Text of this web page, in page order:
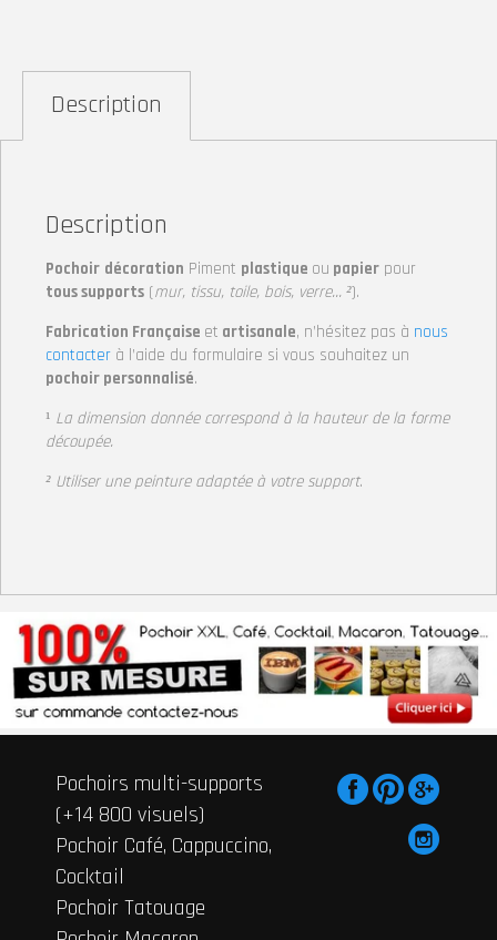
Description
Description
Pochoir décoration Piment plastique ou papier pour
tous supports (mur, tissu, toile, bois, verre… ²).
Fabrication Française et artisanale, n’hésitez pas à nous
contacter à l’aide du formulaire si vous souhaitez un
pochoir personnalisé.
¹ La dimension donnée correspond à la hauteur de la forme
découpée.
² Utiliser une peinture adaptée à votre support.
Pochoirs multi-supports
(+14 800 visuels)
Pochoir Café, Cappuccino,
Cocktail
Pochoir Tatouage